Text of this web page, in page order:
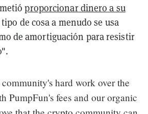
proporcionar dinero a su
de cosa a menudo se usa
de amortiguación para resistir
hard work over the
PumpFun's fees and our organic